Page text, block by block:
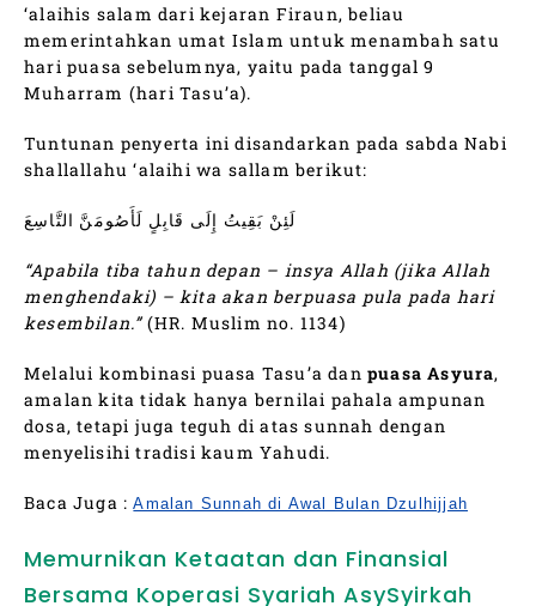
‘alaihis salam dari kejaran Firaun, beliau
memerintahkan umat Islam untuk menambah satu
hari puasa sebelumnya, yaitu pada tanggal 9
Muharram (hari Tasu’a).
Tuntunan penyerta ini disandarkan pada sabda Nabi
shallallahu ‘alaihi wa sallam berikut:
لَئِنْ بَقِيتُ إِلَى قَابِلٍ لَأَصُومَنَّ التَّاسِعَ
“Apabila tiba tahun depan – insya Allah (jika Allah
menghendaki) – kita akan berpuasa pula pada hari
kesembilan.”(HR. Muslim no. 1134)
Melalui kombinasi puasa Tasu’a dan puasa Asyura,
amalan kita tidak hanya bernilai pahala ampunan
dosa, tetapi juga teguh di atas sunnah dengan
menyelisihi tradisi kaum Yahudi.
Baca Juga :Amalan Sunnah di Awal Bulan Dzulhijjah
Memurnikan Ketaatan dan Finansial
Bersama Koperasi Syariah AsySyirkah